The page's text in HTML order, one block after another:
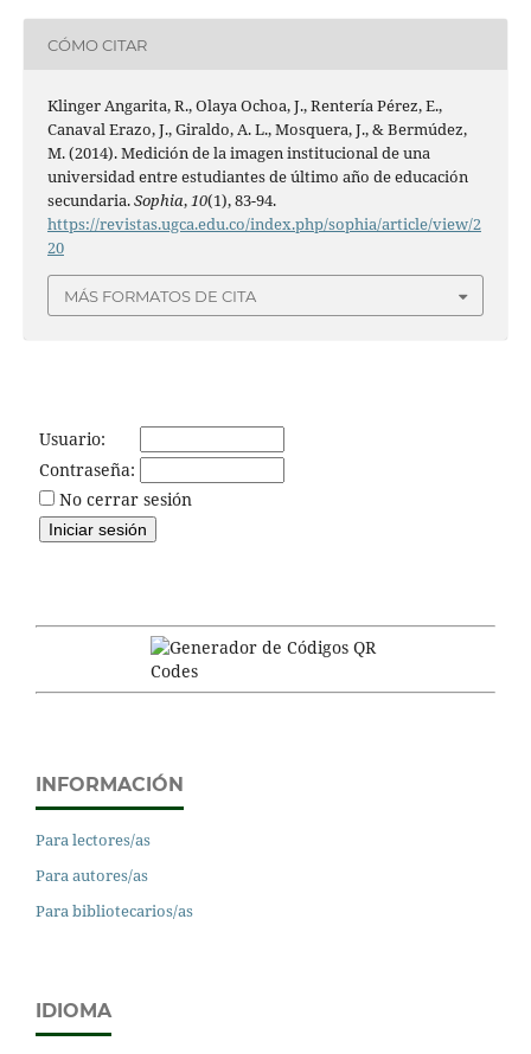
CÓMO CITAR
Klinger Angarita, R., Olaya Ochoa, J., Rentería Pérez, E.,
Canaval Erazo, J., Giraldo, A. L., Mosquera, J., & Bermúdez,
M. (2014). Medición de la imagen institucional de una
universidad entre estudiantes de último año de educación
secundaria.Sophia,10(1), 83-94.
https://revistas.ugca.edu.co/index.php/sophia/article/view/2
20
MÁS FORMATOS DE CITA
Usuario:
Contraseña:
No cerrar sesión
INFORMACIÓN
Para lectores/as
Para autores/as
Para bibliotecarios/as
IDIOMA